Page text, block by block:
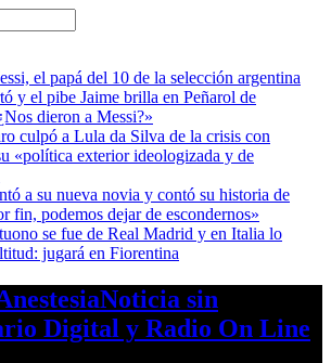
el papá del 10 de la selección argentina
y el pibe Jaime brilla en Peñarol de
dieron a Messi?»
culpó a Lula da Silva de la crisis con
«política exterior ideologizada y de
a su nueva novia y contó su historia de
fin, podemos dejar de escondernos»
se fue de Real Madrid y en Italia lo
jugará en Fiorentina
Noticia sin
Digital y Radio On Line